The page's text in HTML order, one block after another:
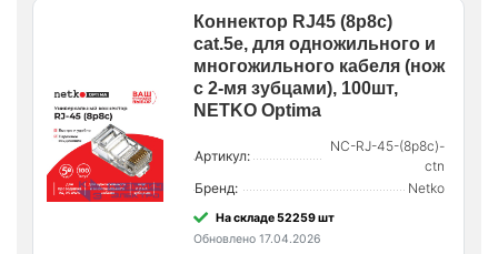
Коннектор RJ45 (8p8c)
cat.5е, для одножильного и
многожильного кабеля (нож
с 2-мя зубцами), 100шт,
NETKO Optima
Артикул:
NC-RJ-45-(8p8c)-
ctn
Бренд:
Netko
На складе 52259 шт
Обновлено 17.04.2026